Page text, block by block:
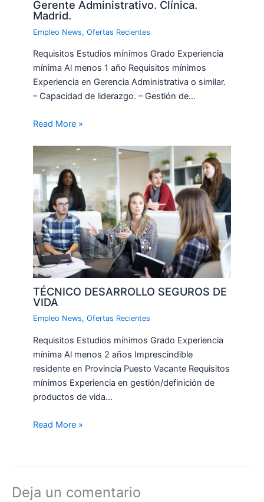
Gerente Administrativo. Clínica.
Madrid.
Empleo News,Ofertas Recientes
Requisitos Estudios mínimos Grado Experiencia
mínima Al menos 1 año Requisitos mínimos
Experiencia en Gerencia Administrativa o similar.
– Capacidad de liderazgo. – Gestión de…
Read More »
TÉCNICO DESARROLLO SEGUROS DE
VIDA
Empleo News,Ofertas Recientes
Requisitos Estudios mínimos Grado Experiencia
mínima Al menos 2 años Imprescindible
residente en Provincia Puesto Vacante Requisitos
mínimos Experiencia en gestión/definición de
productos de vida…
Read More »
Deja un comentario